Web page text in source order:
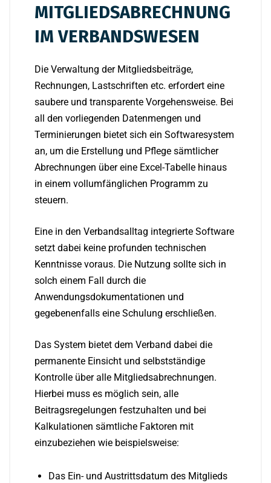
MITGLIEDSABRECHNUNG
IM VERBANDSWESEN
Die Verwaltung der Mitgliedsbeiträge,
Rechnungen, Lastschriften etc. erfordert eine
saubere und transparente Vorgehensweise. Bei
all den vorliegenden Datenmengen und
Terminierungen bietet sich ein Softwaresystem
an, um die Erstellung und Pflege sämtlicher
Abrechnungen über eine Excel-Tabelle hinaus
in einem vollumfänglichen Programm zu
steuern.
Eine in den Verbandsalltag integrierte Software
setzt dabei keine profunden technischen
Kenntnisse voraus. Die Nutzung sollte sich in
solch einem Fall durch die
Anwendungsdokumentationen und
gegebenenfalls eine Schulung erschließen.
Das System bietet dem Verband dabei die
permanente Einsicht und selbstständige
Kontrolle über alle Mitgliedsabrechnungen.
Hierbei muss es möglich sein, alle
Beitragsregelungen festzuhalten und bei
Kalkulationen sämtliche Faktoren mit
einzubeziehen wie beispielsweise:
Das Ein- und Austrittsdatum des Mitglieds